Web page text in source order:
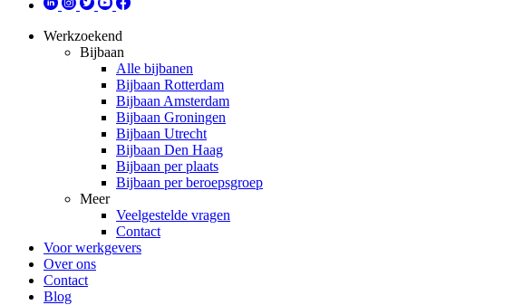
Werkzoekend
Bijbaan
Alle bijbanen
Bijbaan Rotterdam
Bijbaan Amsterdam
Bijbaan Groningen
Bijbaan Utrecht
Bijbaan Den Haag
Bijbaan per plaats
Bijbaan per beroepsgroep
Meer
Veelgestelde vragen
Contact
Voor werkgevers
Over ons
Contact
Blog